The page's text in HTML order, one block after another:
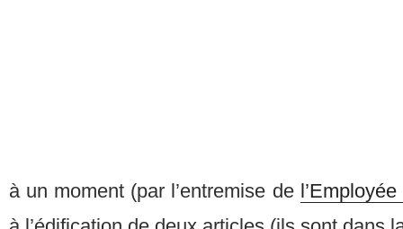
à un moment (par l’entremise de